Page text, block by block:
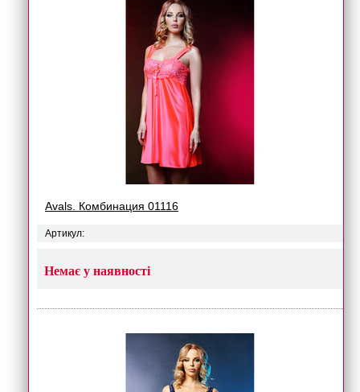
Avals. Комбинация 01116
Артикул:
Немає у наявності